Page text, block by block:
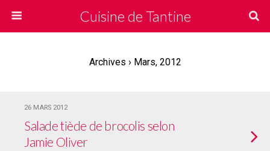
Cuisine de Tantine
Archives › Mars, 2012
26 MARS 2012
Salade tiède de brocolis selon
Jamie Oliver